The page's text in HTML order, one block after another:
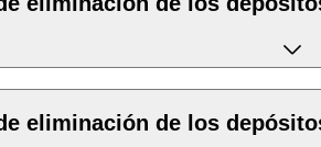
eliminación de los